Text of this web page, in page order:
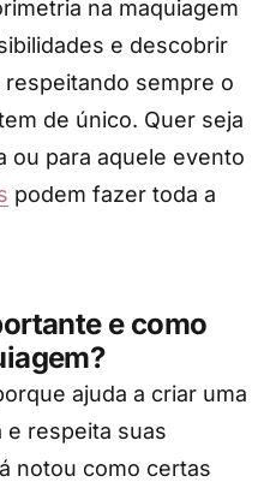
na maquiagem
e descobrir
sempre o
de único. Quer seja
ou para aquele evento
podem fazer toda a
e como
ajuda a criar uma
e respeita suas
notou como certas